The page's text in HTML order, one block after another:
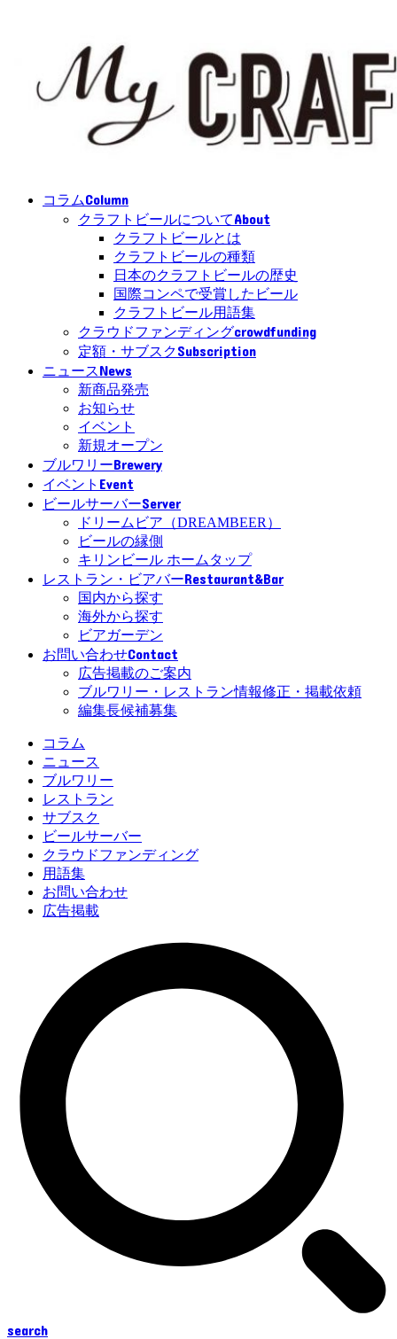
コラムColumn
クラフトビールについてAbout
クラフトビールとは
クラフトビールの種類
日本のクラフトビールの歴史
国際コンペで受賞したビール
クラフトビール用語集
クラウドファンディングcrowdfunding
定額・サブスクSubscription
ニュースNews
新商品発売
お知らせ
イベント
新規オープン
ブルワリーBrewery
イベント Event
ビールサーバーServer
ドリームビア（DREAMBEER）
ビールの縁側
キリンビール ホームタップ
レストラン・ビアバーRestaurant&Bar
国内から探す
海外から探す
ビアガーデン
お問い合わせContact
広告掲載のご案内
ブルワリー・レストラン情報修正・掲載依頼
編集長候補募集
コラム
ニュース
ブルワリー
レストラン
サブスク
ビールサーバー
クラウドファンディング
用語集
お問い合わせ
広告掲載
search